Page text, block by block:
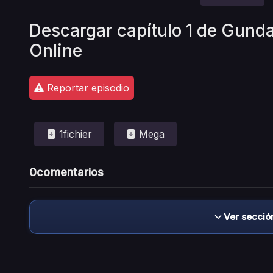
Descargar capítulo 1 de
Online
Reportar episodio
1fichier Mega
0comentarios
Ver